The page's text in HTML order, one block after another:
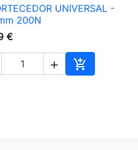
 Vista rápidaUNIVERSAL -
200N
€
 
Adicionar